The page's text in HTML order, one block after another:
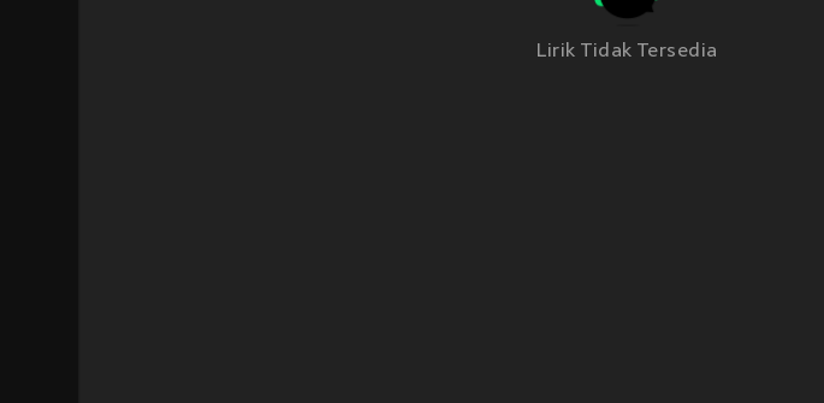
Lirik Tidak Tersedia